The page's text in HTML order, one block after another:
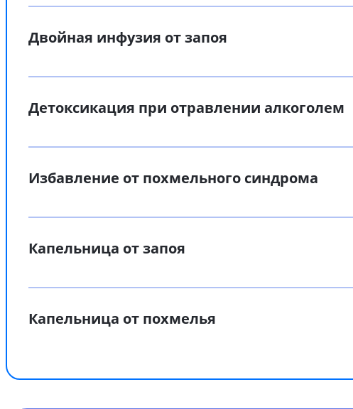
Двойная инфузия от запоя
Детоксикация при отравлении алкоголем
Избавление от похмельного синдрома
Капельница от запоя
Капельница от похмелья